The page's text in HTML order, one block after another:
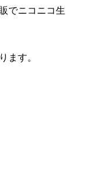
でニコニコ生
ます。